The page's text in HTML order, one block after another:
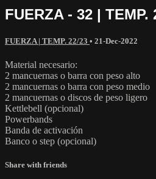
FUERZA - 32 | TEMP.
FUERZA | TEMP. 22/23 • 21-Dec-2022
Material necesario:
2 mancuernas o barra con peso alto
2 mancuernas o barra con peso medio
2 mancuernas o discos de peso ligero
Kettlebell (opcional)
Powerbands
Banda de activación
Banco o step (opcional)
Share with friends